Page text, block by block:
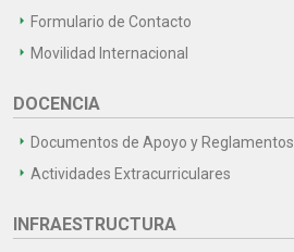
Formulario de Contacto
Movilidad Internacional
DOCENCIA
Documentos de Apoyo y Reglamentos
Actividades Extracurriculares
INFRAESTRUCTURA